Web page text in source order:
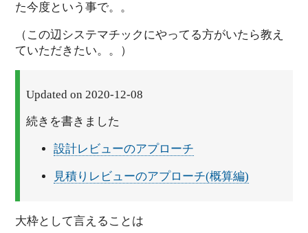
た今度という事で。。
（この辺システマチックにやってる方がいたら教え
ていただきたい。。）
Updated on 2020-12-08
続きを書きました
設計レビューのアプローチ
見積りレビューのアプローチ(概算編)
大枠として言えることは